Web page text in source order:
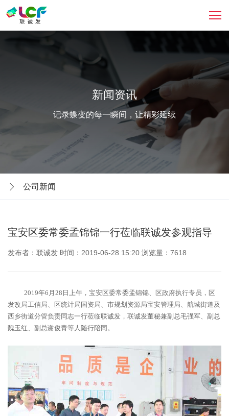
新闻资讯
记录蝶变的每一瞬间，让精彩延续
公司新闻
宝安区委常委孟锦锦一行莅临联诚发参观指导
发布者：联诚发 时间：2019-06-28 15:20 浏览量：7618
2019年6月28日上午，宝安区委常委孟锦锦、区政府执行专员，区
发改局工信局、区统计局国资局、市规划资源局宝安管理局、航城街道及
西乡街道分管负责同志一行莅临联诚发，联诚发董秘兼副总毛强军、副总
魏玉红、副总谢俊青等人随行陪同。